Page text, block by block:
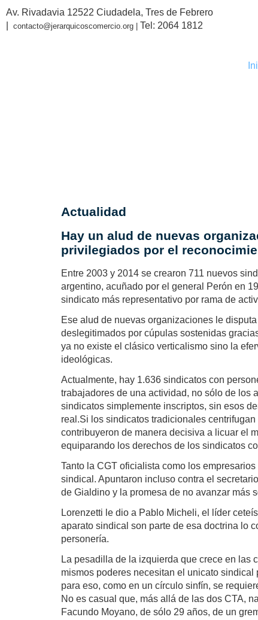
Av. Rivadavia 12522 Ciudadela, Tres de Febrero
contacto@jerarquicoscomercio.org | Tel: 2064 1812
Actualidad
Hay un alud de nuevas
privilegiados por el
Entre 2003 y 2014 se crearon 711 nuevos
argentino, acuñado por el general Perón en
sindicato más representativo por rama de
Ese alud de nuevas organizaciones le
deslegitimados por cúpulas sostenidas
ya no existe el clásico verticalismo sino la
ideológicas.
Actualmente, hay 1.636 sindicatos con
trabajadores de una actividad, no sólo de los
sindicatos simplemente inscriptos, sin esos
real.Si los sindicatos tradicionales
contribuyeron de manera decisiva a licuar el
equiparando los derechos de los sindicatos
Tanto la CGT oficialista como los
sindical. Apuntaron incluso contra el
de Gialdino y la promesa de no avanzar más
Lorenzetti le dio a Pablo Micheli, el líder
aparato sindical son parte de esa doctrina lo
personería.
La pesadilla de la izquierda que crece en las
mismos poderes necesitan el unicato
para eso, como en un círculo sinfín, se
No es casual que, más allá de las dos CTA,
Facundo Moyano, de sólo 29 años, de un